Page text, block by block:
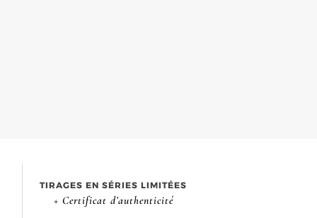
TIRAGES EN SÉRIES LIMITÉES
+ Certificat d’authenticité